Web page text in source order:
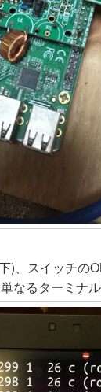
)、スイッチの
なるターミナ